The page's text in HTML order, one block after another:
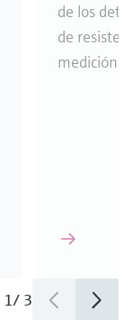
de los
de
medición
1/ 3